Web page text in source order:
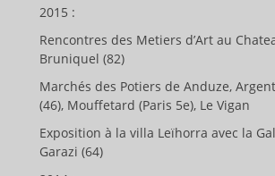
2015 :
Rencontres des Metiers d’Art au
Bruniquel (82)
Marchés des Potiers de Anduze,
(46), Mouffetard (Paris 5e), Le Vigan
Exposition à la villa Leïhorra avec la
Garazi (64)